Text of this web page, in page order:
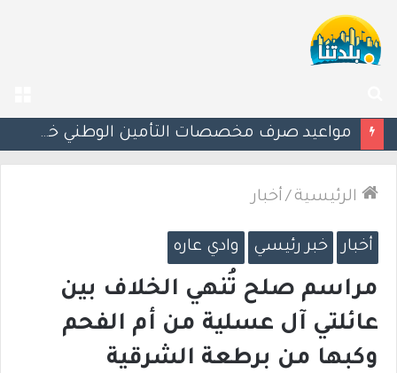
عن
إسرائيل تحذر مواطنيها في اليونان من احتجاجات مرتبطة بحرب غزة
الرئيسية / أخبار
أخبار خبر رئيسي وادي عاره
مراسم صلح تُنهي الخلاف بين
عائلتي آل عسلية من أم الفحم
وكبها من برطعة الشرقية